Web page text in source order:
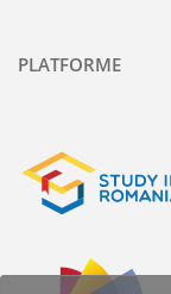
PLATFORME